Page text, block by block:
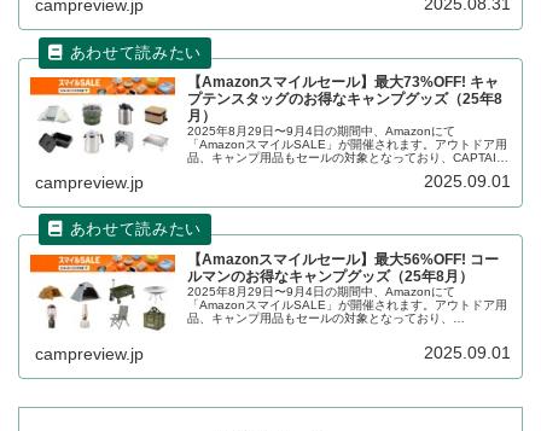
campreview.jp
【Amazonスマイルセール】最大73%OFF! キャ
プテンスタッグのお得なキャンプグッズ（25年8
月）
2025年8月29日〜9月4日の期間中、Amazonにて
「AmazonスマイルSALE」が開催されます。アウトドア用
品、キャンプ用品もセールの対象となっており、CAPTAIN
campreview.jp 2025.09.01
【Amazonスマイルセール】最大56%OFF! コー
ルマンのお得なキャンプグッズ（25年8月）
2025年8月29日〜9月4日の期間中、Amazonにて
「AmazonスマイルSALE」が開催されます。アウトドア用
品、キャンプ用品もセールの対象となっており、
campreview.jp 2025.09.01